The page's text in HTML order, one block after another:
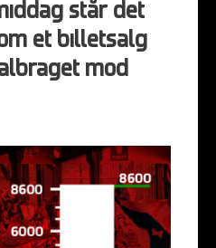
står det
et billetsalg
mod